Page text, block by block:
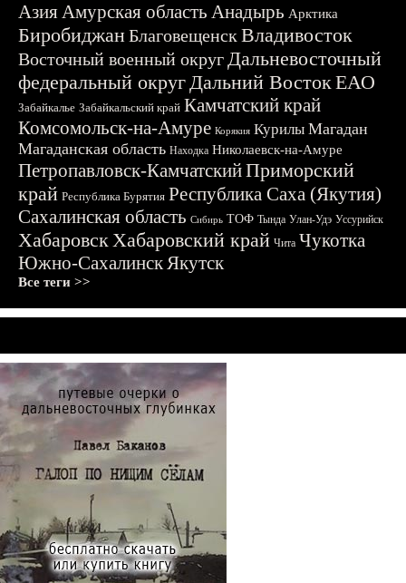
АзияАмурская область Анадырь Арктика
БиробиджанБлаговещенскВладивосток
Восточный военный округДальневосточный
федеральный округДальний ВостокЕАО
Забайкалье Забайкальский край Камчатский край
Комсомольск-на-Амуре Корякия Курилы Магадан
Магаданская область Находка Николаевск-на-Амуре
Петропавловск-КамчатскийПриморский
край Республика Бурятия Республика Саха (Якутия)
Сахалинская область Сибирь ТОФ Тында Улан-Удэ Уссурийск
ХабаровскХабаровский край Чита Чукотка
Южно-СахалинскЯкутск
Все теги >>